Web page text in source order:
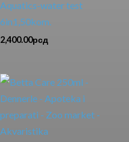
Aquatics-water test
6in1,50kom.
2,400.00рсд